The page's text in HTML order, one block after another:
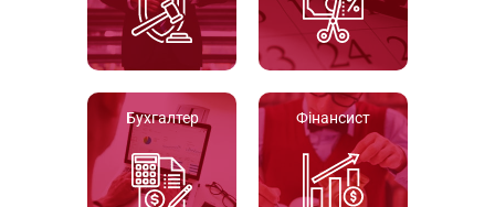
Бухгалтер Фінансист